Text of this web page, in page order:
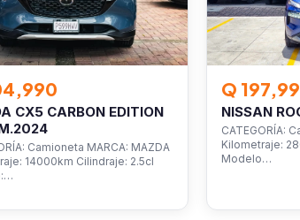
CX5 CARBON EDITION
Camioneta MARCA: MAZDA
14000km Cilindraje: 2.5cl
Q
NISSAN
CATEGORÍA:
Kilometraje:
Modelo…